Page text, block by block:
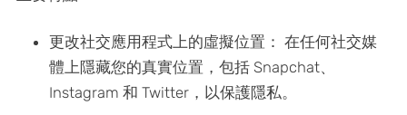
更改社交應用程式上的虛擬位置： 在任何社交媒
體上隱藏您的真實位置，包括 Snapchat、
Instagram 和 Twitter，以保護隱私。